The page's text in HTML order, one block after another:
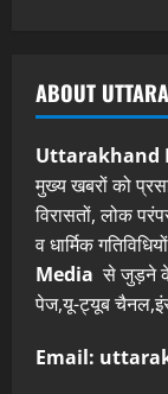
ABOUT
Uttarakhand
मुख्य खबरों को
विरासतों, लोक
व धार्मिक
Media से जुड़ने के
पेज,यू-ट्यूब
Email: